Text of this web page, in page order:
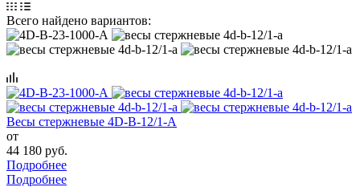
Всего найдено вариантов:
Весы стержневые 4D-B-12/1-A
от
44 180 руб.
Подробнее
Подробнее